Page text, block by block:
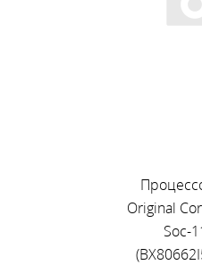
Original
Soc-